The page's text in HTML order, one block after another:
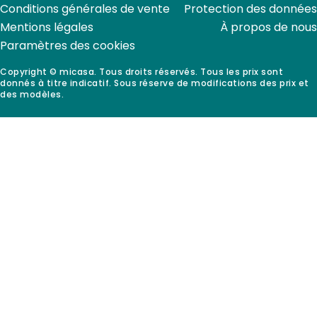
Copyright © micasa. Tous droits réservés. Tous les prix sont
donnés à titre indicatif. Sous réserve de modifications des prix et
des modèles.
Conditions générales de vente
Protection des données
Mentions légales
À propos de nous
Paramètres des cookies